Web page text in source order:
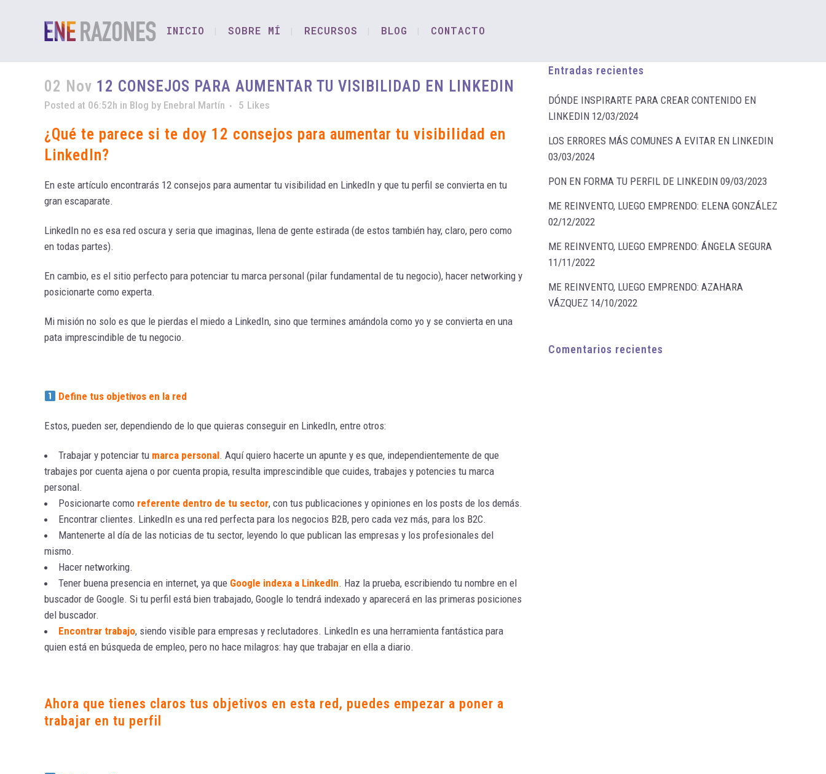
INICIO SOBRE MÍ RECURSOS BLOG CONTACTO
02 Nov 12 CONSEJOS PARA AUMENTAR TU VISIBILIDAD EN LINKEDIN
Posted at 06:52h in Blog by Enebral Martín 5 Likes
¿Qué te parece si te doy 12 consejos para aumentar tu visibilidad en
LinkedIn?
En este artículo encontrarás 12 consejos para aumentar tu visibilidad en LinkedIn y que tu perfil se convierta en tu
gran escaparate.
LinkedIn no es esa red oscura y seria que imaginas, llena de gente estirada (de estos también hay, claro, pero como
en todas partes).
En cambio, es el sitio perfecto para potenciar tu marca personal (pilar fundamental de tu negocio), hacer networking y
posicionarte como experta.
Mi misión no solo es que le pierdas el miedo a LinkedIn, sino que termines amándola como yo y se convierta en una
pata imprescindible de tu negocio.
Define tus objetivos en la red
Estos, pueden ser, dependiendo de lo que quieras conseguir en LinkedIn, entre otros:
Trabajar y potenciar tu marca personal. Aquí quiero hacerte un apunte y es que, independientemente de que
trabajes por cuenta ajena o por cuenta propia, resulta imprescindible que cuides, trabajes y potencies tu marca
personal.
Posicionarte como referente dentro de tu sector, con tus publicaciones y opiniones en los posts de los demás.
Encontrar clientes. LinkedIn es una red perfecta para los negocios B2B, pero cada vez más, para los B2C.
Mantenerte al día de las noticias de tu sector, leyendo lo que publican las empresas y los profesionales del
mismo.
Hacer networking.
Tener buena presencia en internet, ya que Google indexa a LinkedIn. Haz la prueba, escribiendo tu nombre en el
buscador de Google. Si tu perfil está bien trabajado, Google lo tendrá indexado y aparecerá en las primeras posiciones
del buscador.
Encontrar trabajo, siendo visible para empresas y reclutadores. LinkedIn es una herramienta fantástica para
quien está en búsqueda de empleo, pero no hace milagros: hay que trabajar en ella a diario.
Ahora que tienes claros tus objetivos en esta red, puedes empezar a poner a
trabajar en tu perfil
Entradas recientes
DÓNDE INSPIRARTE PARA CREAR CONTENIDO EN
LINKEDIN 12/03/2024
LOS ERRORES MÁS COMUNES A EVITAR EN LINKEDIN
03/03/2024
PON EN FORMA TU PERFIL DE LINKEDIN 09/03/2023
ME REINVENTO, LUEGO EMPRENDO: ELENA GONZÁLEZ
02/12/2022
ME REINVENTO, LUEGO EMPRENDO: ÁNGELA SEGURA
11/11/2022
ME REINVENTO, LUEGO EMPRENDO: AZAHARA
VÁZQUEZ 14/10/2022
Comentarios recientes